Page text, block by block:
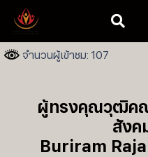
จำนวนผู้เข้าชม: 107
ผู้ทรงคุณวุฒิคณ
สังค
Buriram